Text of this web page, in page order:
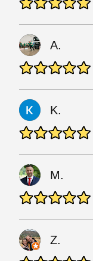
A.
K.
M.
Z.